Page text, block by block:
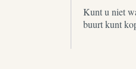
Kunt u niet
buurt kunt